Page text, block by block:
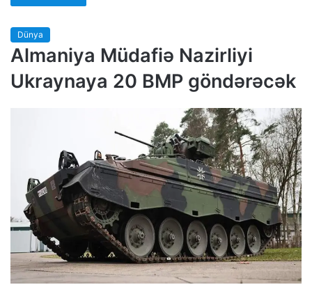
Dünya
Almaniya Müdafiə Nazirliyi
Ukraynaya 20 BMP göndərəcək